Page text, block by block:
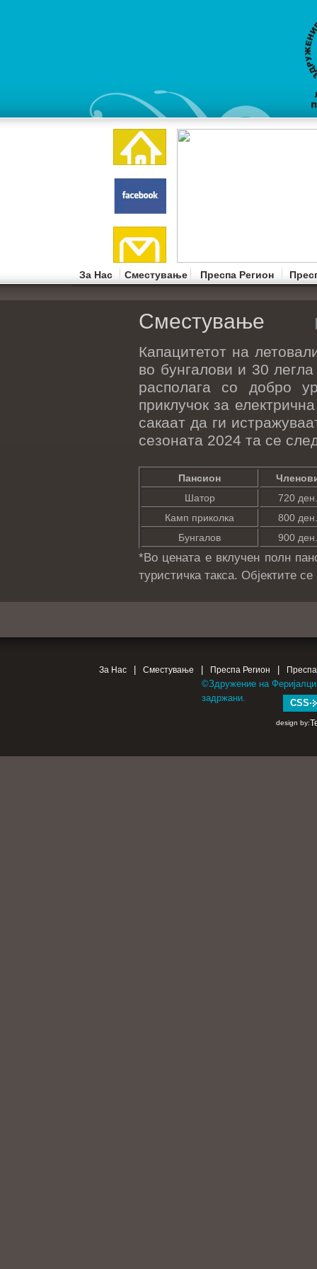
За Нас Сместување Преспа Регион
Сместување
Капацитетот на
во бунгалови и 30
располага со добро
приклучок за
сакаат да ги
сезоната 2024 та се
Пансион
Шатор
720 ден.
Камп приколка
800 ден.
Бунгалов
900 ден.
*Во цената е вклучен полн
туристичка такса. Објектите
За Нас Сместување Преспа Регион
©Здружение на
задржани.
CSS
design by: